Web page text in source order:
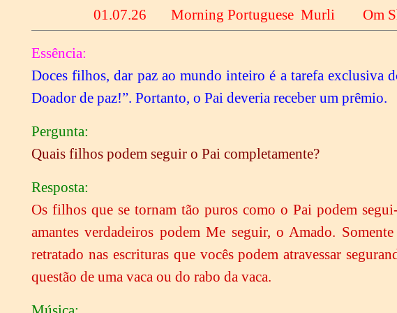
01.07.26 Morning Portuguese Murli Om
Essência:
Doces filhos, dar paz ao mundo inteiro é a tarefa exclusiva
Doador de paz!”. Portanto, o Pai deveria receber um prêmio.
Pergunta:
Quais filhos podem seguir o Pai completamente?
Resposta:
Os filhos que se tornam tão puros como o Pai podem
amantes verdadeiros podem Me seguir, o Amado.
retratado nas escrituras que vocês podem atravessar
questão de uma vaca ou do rabo da vaca.